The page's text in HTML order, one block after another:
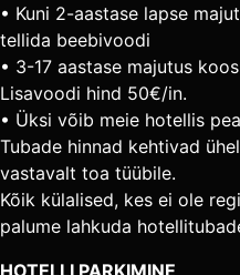
• Kuni 2-aastase lapse
tellida beebivoodi
• 3-17 aastase majutus
Lisavoodi hind 50€/in.
• Üksi võib meie hotellis
Tubade hinnad kehtivad
vastavalt toa tüübile.
Kõik külalised, kes ei ole
palume lahkuda